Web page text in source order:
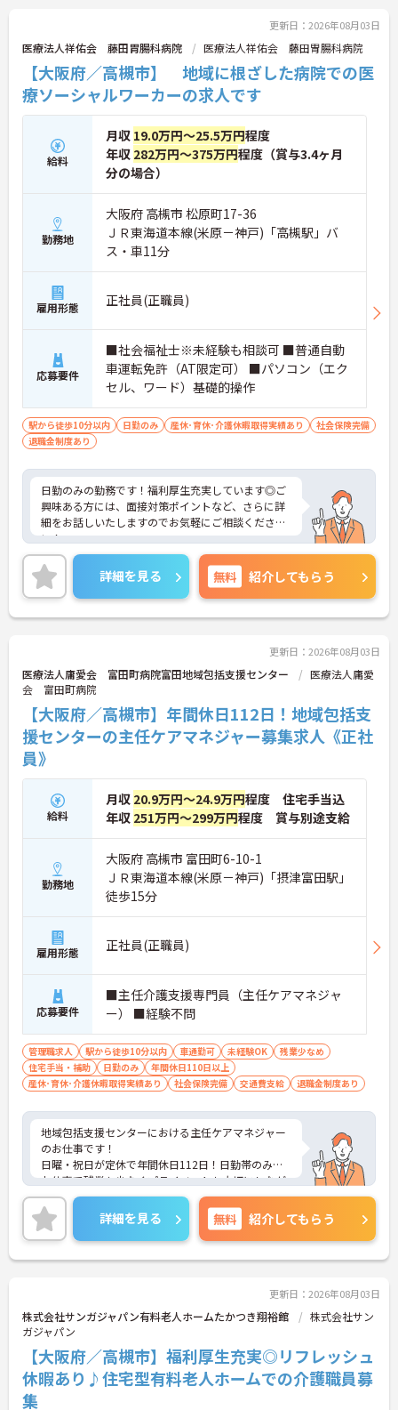
◆法人独自の介護技術認定制度「ケアマイスター」
により、身につけたスキルを5段階でしっかり評価
し手当で還元。さらに「目標管理シート」を用いた
月1回の上司との面談があり、一人ひとりの不安や
目標に寄り添う手厚いフォロー体制が整っていま
す。
更新日：2026年08月03日
医療法人祥佑会 藤田胃腸科病院 医療法人祥佑会 藤田胃腸科病院
【大阪府／高槻市】 地域に根ざした病院での医
療ソーシャルワーカーの求人です
給料
月収 19.0万円～25.5万円程度
年収 282万円～375万円程度（賞与3.4ヶ月
分の場合）
勤務地
大阪府 高槻市 松原町17-36
ＪＲ東海道本線(米原－神戸)「高槻駅」バ
ス・車11分
雇用形態 正社員(正職員)
応募要件
■社会福祉士※未経験も相談可 ■普通自動
車運転免許（AT限定可） ■パソコン（エク
セル、ワード）基礎的操作
駅から徒歩10分以内 日勤のみ 産休･育休･介護休暇取得実績あり
社会保険完備
退職金制度あり
日勤のみの勤務です！福利厚生充実しています◎ご
興味ある方には、面接対策ポイントなど、さらに詳
細をお話しいたしますのでお気軽にご相談くださ
い！
詳細を見る 無料 紹介してもらう
更新日：2026年08月03日
医療法人庸愛会 富田町病院富田地域包括支援センター
医療法人庸愛
会 富田町病院
【大阪府／高槻市】年間休日112日！地域包括支
援センターの主任ケアマネジャー募集求人《正社
員》
給料
月収 20.9万円～24.9万円程度 住宅手当込
年収 251万円～299万円程度 賞与別途支給
勤務地
大阪府 高槻市 富田町6-10-1
ＪＲ東海道本線(米原－神戸)「摂津富田駅」
徒歩15分
雇用形態 正社員(正職員)
応募要件
■主任介護支援専門員（主任ケアマネジャ
ー） ■経験不問
管理職求人 駅から徒歩10分以内 車通勤可 未経験OK
残業少なめ
住宅手当・補助
日勤のみ
年間休日110日以上
産休･育休･介護休暇取得実績あり
社会保険完備 交通費支給 退職金制度あり
地域包括支援センターにおける主任ケアマネジャー
のお仕事です！
日曜・祝日が定休で年間休日112日！日勤帯のみの
お仕事で残業も少なくプライベートも大切にしなが
ら働けます。
ご興味ある方には、面接のポイントなど、さらに詳
細をお話致しますのでお気軽にご相談ください。
詳細を見る 無料 紹介してもらう
更新日：2026年08月03日
株式会社サンガジャパン有料老人ホームたかつき翔裕館
株式会社サン
ガジャパン
【大阪府／高槻市】福利厚生充実◎リフレッシュ
休暇あり♪住宅型有料老人ホームでの介護職員募
集